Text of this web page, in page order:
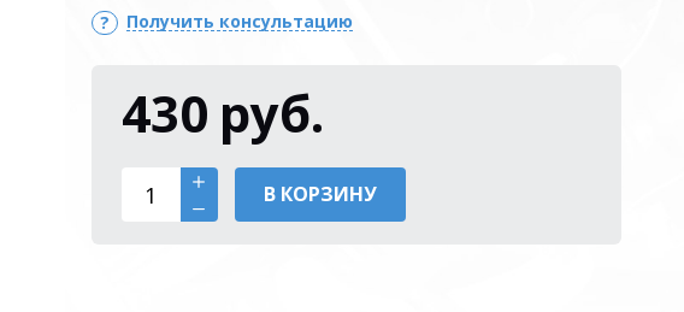
Получить консультацию
430 руб.
В КОРЗИНУ